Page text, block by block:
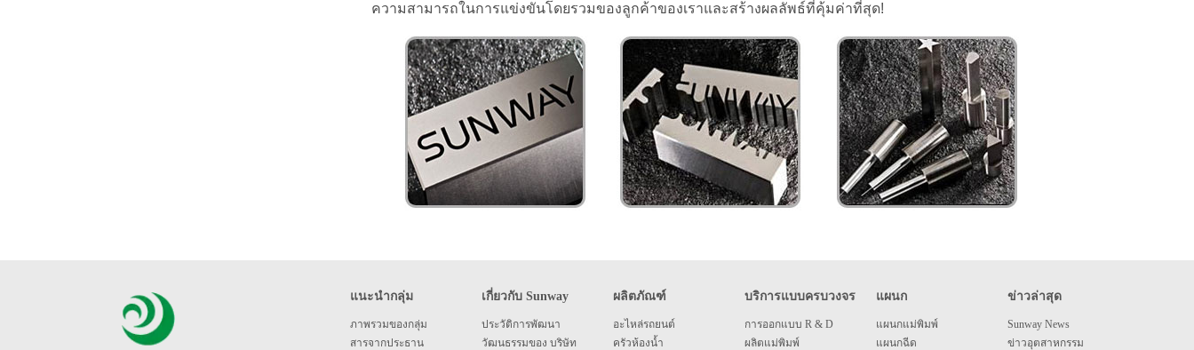
ความสามารถในการแข่งขันโดยรวมของลูกค้าของเราและสร้างผลลัพธ์ที่คุ้มค่าที่สุด!
แนะนำกลุ่ม
ภาพรวมของกลุ่ม
สารจากประธาน
เกี่ยวกับ Sunway
ประวัติการพัฒนา
วัฒนธรรมของ บริษัท
ผลิตภัณฑ์
อะไหล่รถยนต์
ครัวห้องน้ำ
บริการแบบครบวงจร
การออกแบบ R & D
ผลิตแม่พิมพ์
แผนก
แผนกแม่พิมพ์
แผนกฉีด
ข่าวล่าสุด
Sunway News
ข่าวอุตสาหกรรม